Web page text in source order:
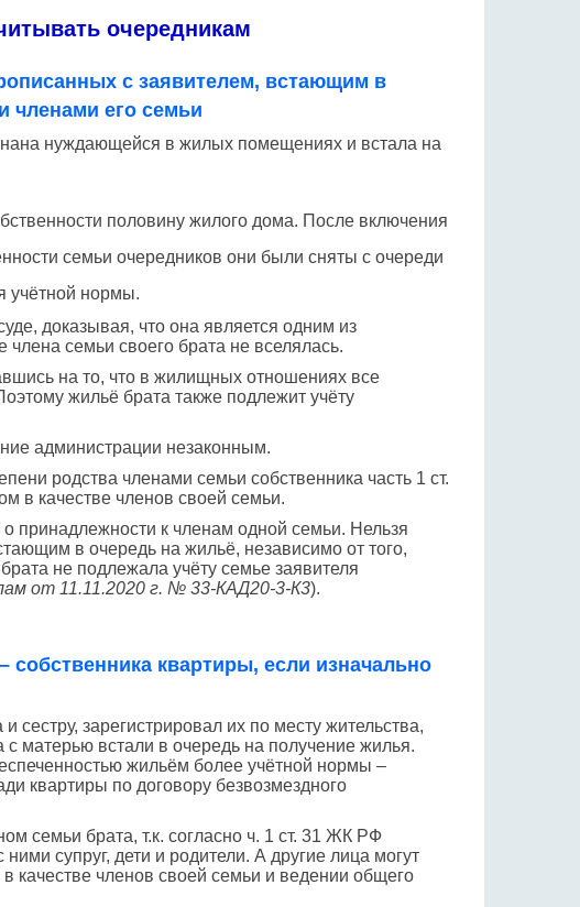
очередникам
с заявителем, встающим в
членами его семьи
нуждающейся в жилых помещениях и встала на
половину жилого дома. После включения
семьи очередников они были сняты с очереди
учётной нормы.
доказывая, что она является одним из
семьи своего брата не вселялась.
на то, что в жилищных отношениях все
жильё брата также подлежит учёту
администрации незаконным.
родства членами семьи собственника часть 1 ст.
в качестве членов своей семьи.
принадлежности к членам одной семьи. Нельзя
в очередь на жильё, независимо от того,
не подлежала учёту семье заявителя
от 11.11.2020 г. № 33-КАД20-3-К3).
квартиры, если изначально
сестру, зарегистрировал их по месту жительства,
матерью встали в очередь на получение жилья.
жильём более учётной нормы –
квартиры по договору безвозмездного
семьи брата, т.к. согласно ч. 1 ст. 31 ЖК РФ
супруг, дети и родители. А другие лица могут
качестве членов своей семьи и ведении общего